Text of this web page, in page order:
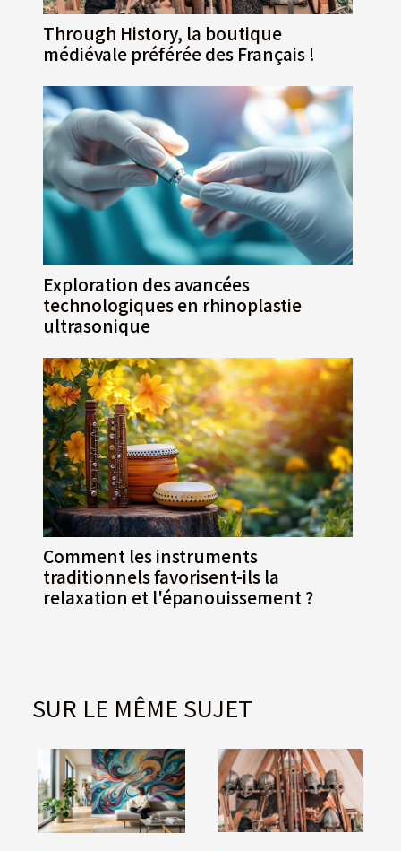
Through History, la boutique
médiévale préférée des Français !
Exploration des avancées
technologiques en rhinoplastie
ultrasonique
Comment les instruments
traditionnels favorisent-ils la
relaxation et l'épanouissement ?
SUR LE MÊME SUJET